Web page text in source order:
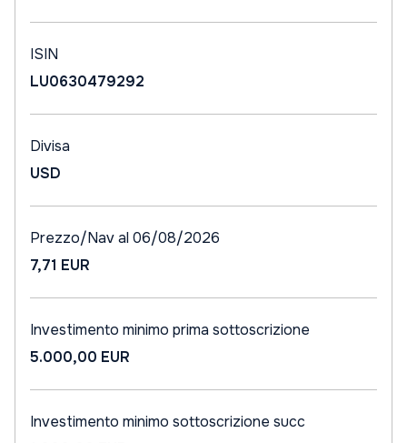
ISIN
LU0630479292
Divisa
USD
Prezzo/Nav al 06/08/2026
7,71 EUR
Investimento minimo prima sottoscrizione
5.000,00 EUR
Investimento minimo sottoscrizione succ